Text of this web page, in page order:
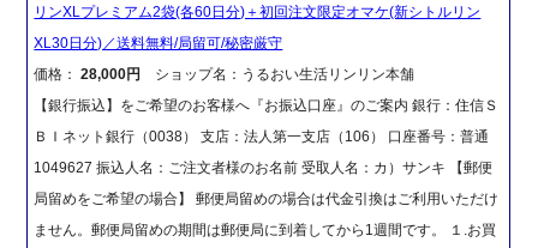
リンXLプレミアム2袋(各60日分)＋初回注文限定オマケ(新シトルリン
XL30日分)／送料無料/局留可/秘密厳守
価格：28,000円
ショップ名：うるおい生活リンリン本舗
【銀行振込】をご希望のお客様へ『お振込口座』のご案内 銀行：住信Ｓ
ＢＩネット銀行（0038） 支店：法人第一支店（106） 口座番号：普通
1049627 振込人名：ご注文者様のお名前 受取人名：カ）サンキ 【郵便
局留めをご希望の場合】 郵便局留めの場合は代金引換はご利用いただけ
ません。郵便局留めの期間は郵便局に到着してから1週間です。 １.お買